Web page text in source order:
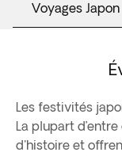
Voyages Japon
Les festivités
La plupart
d'histoire et